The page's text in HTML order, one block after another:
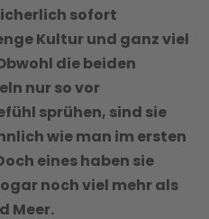
sofort
Kultur und ganz viel
die beiden
nur so vor
sprühen, sind sie
wie man im ersten
eines haben sie
noch viel mehr als
Meer.